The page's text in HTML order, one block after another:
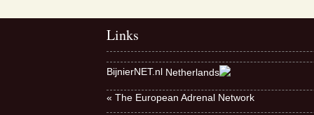
Links
BijnierNET.nl
The European Adrenal Network »